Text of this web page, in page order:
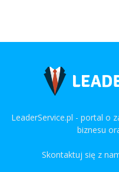
LeaderService.pl - portal o
biznesu
Skontaktuj się z